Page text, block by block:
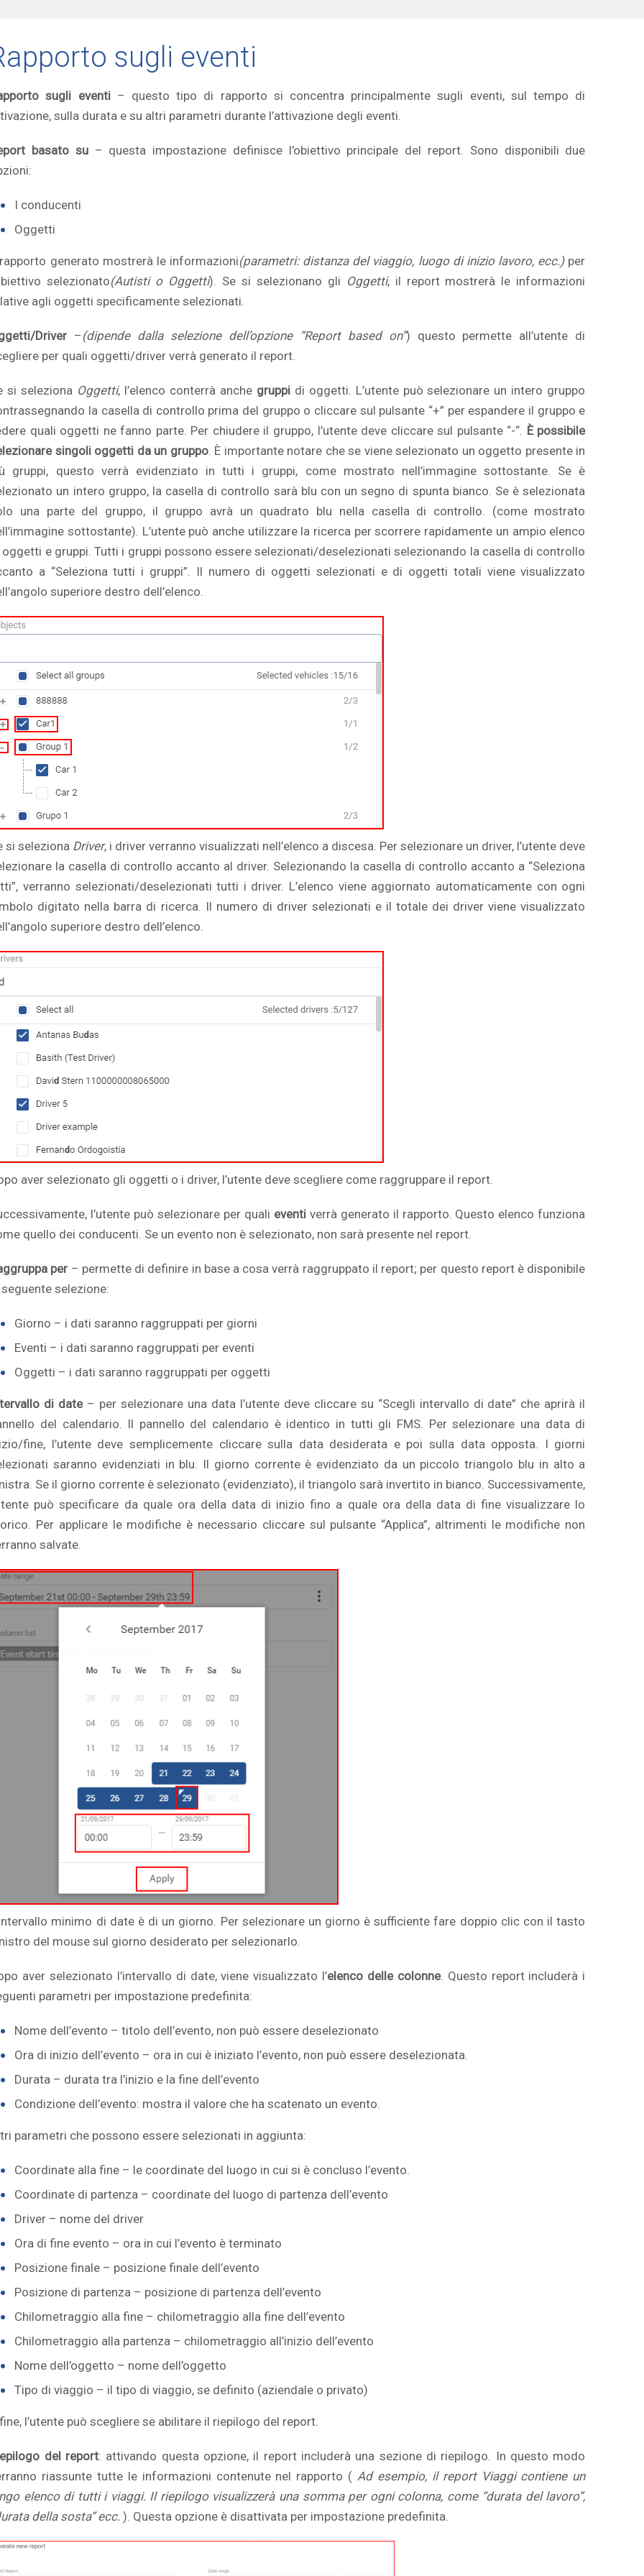
sugli eventi
sugli eventi– questo tipo di rapporto si concentra principalmente sugli eventi, sul tempo di
sulla durata e su altri parametri durante l’attivazione degli eventi.
basato su – questa impostazione definisce l’obiettivo principale del report. Sono disponibili due
I conducenti
Oggetti
generato mostrerà le informazioni(parametri: distanza del viaggio, luogo di inizio lavoro, ecc.)per
selezionato(Autisti o Oggetti). Se si selezionano gli Oggetti, il report mostrerà le informazioni
agli oggetti specificamente selezionati.
Driver – (dipende dalla selezione dell’opzione “Report based on”) questo permette all’utente di
per quali oggetti/driver verrà generato il report.
si seleziona Oggetti, l’elenco conterrà anche gruppidi oggetti. L’utente può selezionare un intero gruppo
la casella di controllo prima del gruppo o cliccare sul pulsante “+” per espandere il gruppo e
quali oggetti ne fanno parte. Per chiudere il gruppo, l’utente deve cliccare sul pulsante “-“. È possibile
singoli oggetti da un gruppo. È importante notare che se viene selezionato un oggetto presente in
gruppi, questo verrà evidenziato in tutti i gruppi, come mostrato nell’immagine sottostante. Se è
un intero gruppo, la casella di controllo sarà blu con un segno di spunta bianco. Se è selezionata
una parte del gruppo, il gruppo avrà un quadrato blu nella casella di controllo. (come mostrato
sottostante). L’utente può anche utilizzare la ricerca per scorrere rapidamente un ampio elenco
e gruppi. Tutti i gruppi possono essere selezionati/deselezionati selezionando la casella di controllo
a “Seleziona tutti i gruppi”. Il numero di oggetti selezionati e di oggetti totali viene visualizzato
superiore destro dell’elenco.
si seleziona Driver, i driver verranno visualizzati nell’elenco a discesa. Per selezionare un driver, l’utente deve
la casella di controllo accanto al driver. Selezionando la casella di controllo accanto a “Seleziona
verranno selezionati/deselezionati tutti i driver. L’elenco viene aggiornato automaticamente con ogni
digitato nella barra di ricerca. Il numero di driver selezionati e il totale dei driver viene visualizzato
superiore destro dell’elenco.
aver selezionato gli oggetti o i driver, l’utente deve scegliere come raggruppare il report.
l’utente può selezionare per quali eventiverrà generato il rapporto. Questo elenco funziona
quello dei conducenti. Se un evento non è selezionato, non sarà presente nel report.
per – permette di definire in base a cosa verrà raggruppato il report; per questo report è disponibile
selezione:
Giorno – i dati saranno raggruppati per giorni
Eventi – i dati saranno raggruppati per eventi
Oggetti – i dati saranno raggruppati per oggetti
di date– per selezionare una data l’utente deve cliccare su “Scegli intervallo di date” che aprirà il
del calendario. Il pannello del calendario è identico in tutti gli FMS. Per selezionare una data di
fine, l’utente deve semplicemente cliccare sulla data desiderata e poi sulla data opposta. I giorni
saranno evidenziati in blu. Il giorno corrente è evidenziato da un piccolo triangolo blu in alto a
Se il giorno corrente è selezionato (evidenziato), il triangolo sarà invertito in bianco. Successivamente,
può specificare da quale ora della data di inizio fino a quale ora della data di fine visualizzare lo
Per applicare le modifiche è necessario cliccare sul pulsante “Applica”, altrimenti le modifiche non
salvate.
minimo di date è di un giorno. Per selezionare un giorno è sufficiente fare doppio clic con il tasto
del mouse sul giorno desiderato per selezionarlo.
aver selezionato l’intervallo di date, viene visualizzato l’elenco delle colonne. Questo report includerà i
parametri per impostazione predefinita:
Nome dell’evento – titolo dell’evento, non può essere deselezionato
Ora di inizio dell’evento – ora in cui è iniziato l’evento, non può essere deselezionata.
Durata – durata tra l’inizio e la fine dell’evento
Condizione dell’evento: mostra il valore che ha scatenato un evento.
parametri che possono essere selezionati in aggiunta:
Coordinate alla fine – le coordinate del luogo in cui si è concluso l’evento.
Coordinate di partenza – coordinate del luogo di partenza dell’evento
Driver – nome del driver
Ora di fine evento – ora in cui l’evento è terminato
Posizione finale – posizione finale dell’evento
Posizione di partenza – posizione di partenza dell’evento
Chilometraggio alla fine – chilometraggio alla fine dell’evento
Chilometraggio alla partenza – chilometraggio all’inizio dell’evento
Nome dell’oggetto – nome dell’oggetto
Tipo di viaggio – il tipo di viaggio, se definito (aziendale o privato)
l’utente può scegliere se abilitare il riepilogo del report.
del report: attivando questa opzione, il report includerà una sezione di riepilogo. In questo modo
riassunte tutte le informazioni contenute nel rapporto ( Ad esempio, il report Viaggi contiene un
elenco di tutti i viaggi. Il riepilogo visualizzerà una somma per ogni colonna, come “durata del lavoro”,
della sosta“ecc.). Questa opzione è disattivata per impostazione predefinita.